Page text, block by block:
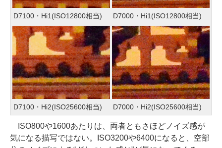
D7100・Hi1(ISO12800相当) D7000・Hi1(ISO12800相当)
D7100・Hi2(ISO25600相当) D7000・Hi2(ISO25600相当)
ISO800や1600あたりは、両者ともさほどノイズ感が
気になる描写ではない。ISO3200や6400になると、空部